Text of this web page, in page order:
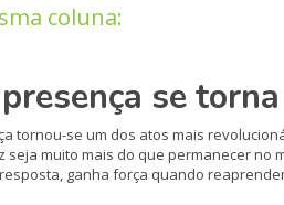
coluna:
se
tornou-se um dos atos mais
muito mais do que permanecer no
ganha força quando